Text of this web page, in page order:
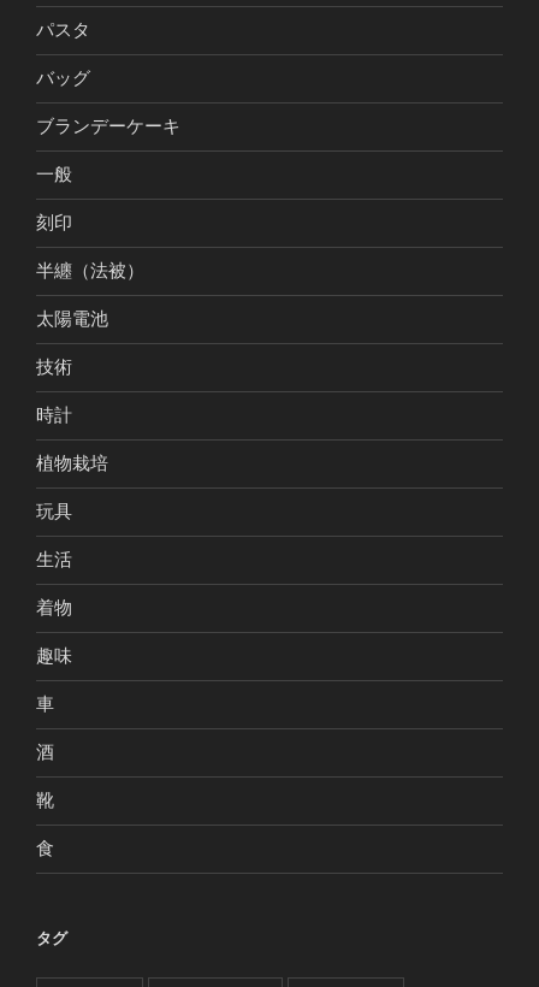
パスタ
バッグ
ブランデーケーキ
一般
刻印
半纏（法被）
太陽電池
技術
時計
植物栽培
玩具
生活
着物
趣味
車
酒
靴
食
タグ